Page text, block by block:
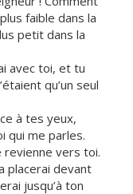
faible dans la
petit dans la
avec toi, et tu
qu’un seul
à tes yeux,
qui me parles.
revienne vers toi.
placerai devant
jusqu’à ton